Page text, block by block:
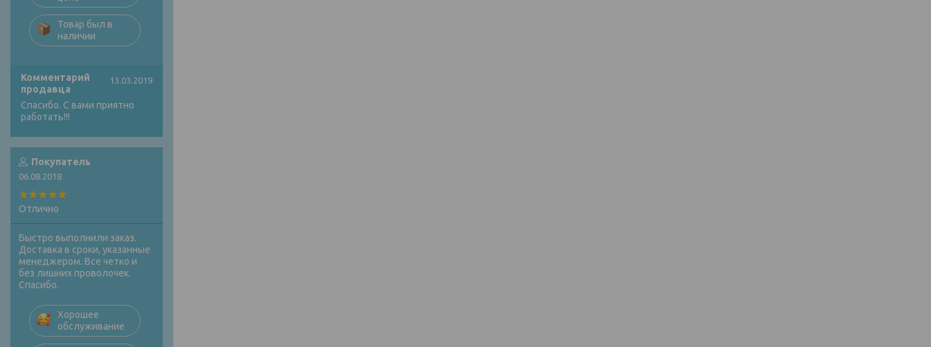
Товар был в
наличии
Комментарий
продавца
13.03.2019
Спасибо. С вами приятно
работать!!!
Покупатель
06.08.2018
Отлично
Быстро выполнили заказ.
Доставка в сроки, указанные
менеджером. Все четко и
без лишних проволочек.
Спасибо.
Хорошее
обслуживание